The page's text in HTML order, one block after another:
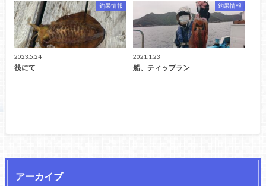
釣果情報
2023.5.24
筏にて
釣果情報
2021.1.23
船、ティップラン
アーカイブ